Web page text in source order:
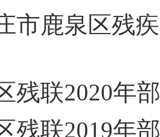
市鹿泉区残
残联2020年
残联2019年